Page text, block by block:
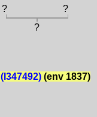
?
?
?
(env 1837)